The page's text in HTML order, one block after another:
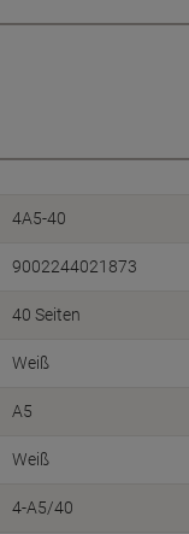
4A5-40
9002244021873
40 Seiten
Weiß
A5
Weiß
4-A5/40